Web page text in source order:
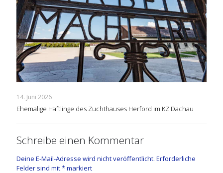
14. Juni 2026
Ehemalige Häftlinge des Zuchthauses Herford im KZ Dachau
Schreibe einen Kommentar
Deine E-Mail-Adresse wird nicht veröffentlicht. Erforderliche
Felder sind mit*markiert